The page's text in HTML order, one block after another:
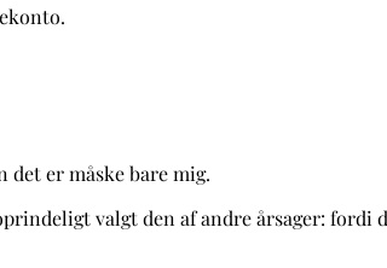
er måske bare mig.
valgt den af andre årsager: fordi